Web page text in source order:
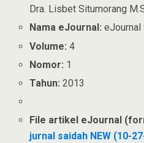
Dra. Lisbet Situmorang
Nama eJournal:
Volume: 4
Nomor: 1
Tahun: 2013
File artikel eJournal
jurnal saidah NEW (10-